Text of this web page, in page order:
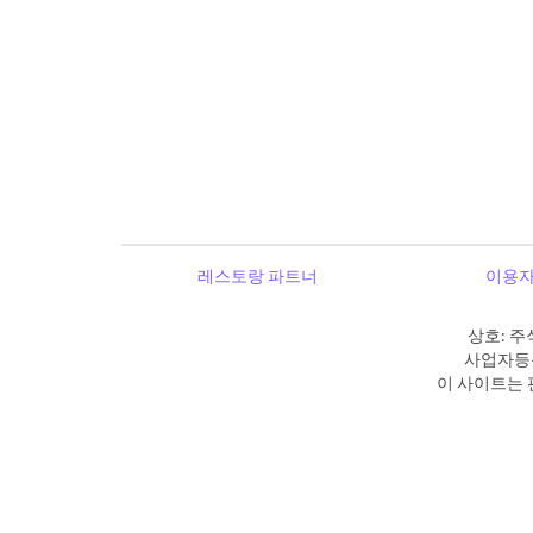
레스토랑 파트너 이용
상호: 주
사업자
이 사이트는